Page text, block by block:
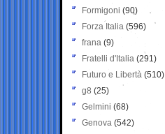
Formigoni (90)
Forza Italia (596)
frana (9)
Fratelli d'Italia (291)
Futuro e Libertà (510)
g8 (25)
Gelmini (68)
Genova (542)